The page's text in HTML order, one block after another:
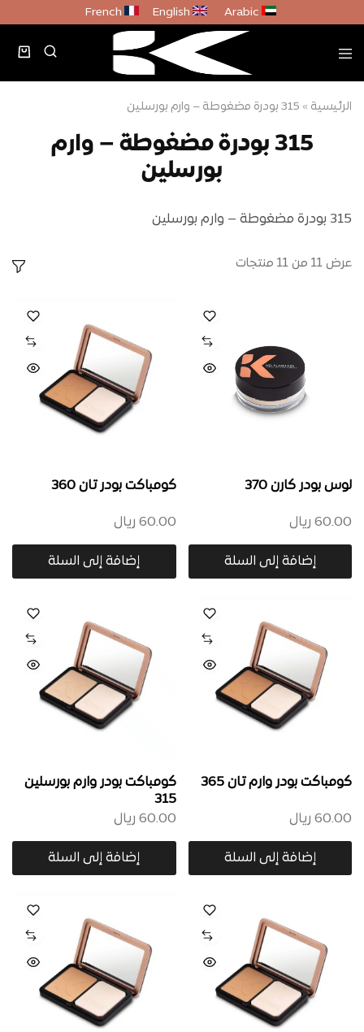
Arabic
English
French
الرئيسية » 315 بودرة مضغوطة – وارم بورسلين
315 بودرة مضغوطة – وارم
بورسلين
315 بودرة مضغوطة – وارم بورسلين
عرض من 11 منتجات
لوس بودر كارن 370
60.00 ريال
إضافة إلى السلة
كومباكت بودر تان 360
60.00 ريال
إضافة إلى السلة
كومباكت بودر وارم تان 365
60.00 ريال
إضافة إلى السلة
كومباكت بودر وارم بورسلين
315
60.00 ريال
إضافة إلى السلة